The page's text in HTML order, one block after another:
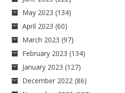
May 2023 (134)
April 2023 (60)
March 2023 (97)
February 2023 (134)
January 2023 (127)
December 2022 (86)